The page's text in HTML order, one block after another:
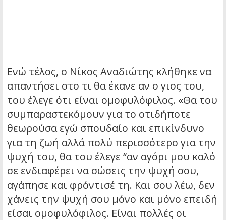
Ενώ τέλος, ο Νίκος Αναδιώτης κλήθηκε να
απαντήσει στο τι θα έκανε αν ο γιος του,
του έλεγε ότι είναι ομοφυλόφιλος. «Θα του
συμπαραστεκόμουν για το οτιδήποτε
θεωρούσα εγώ σπουδαίο και επικίνδυνο
για τη ζωή αλλά πολύ περισσότερο για την
ψυχή του, θα του έλεγε “αν αγόρι μου καλό
σε ενδιαφέρει να σώσεις την ψυχή σου,
αγάπησε και φρόντισέ τη. Και σου λέω, δεν
χάνεις την ψυχή σου μόνο και μόνο επειδή
είσαι ομοφυλόφιλος. Είναι πολλές οι